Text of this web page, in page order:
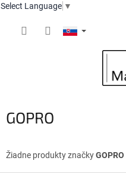
Select Language ▼
GOPRO
Žiadne produkty značkyGOPRO